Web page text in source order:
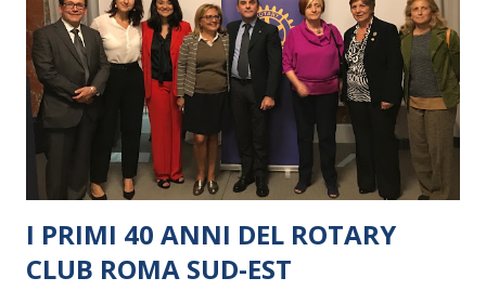
I PRIMI 40 ANNI DEL ROTARY
CLUB ROMA SUD-EST